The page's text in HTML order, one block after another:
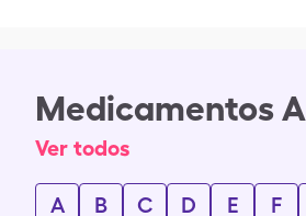
Medicamentos
Ver todos
A B C D E F